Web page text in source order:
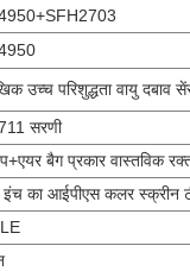
उच्च परिशुद्धता वायु दबाव
सरणी
बैग प्रकार वास्तविक
का आईपीएस कलर स्क्रीन